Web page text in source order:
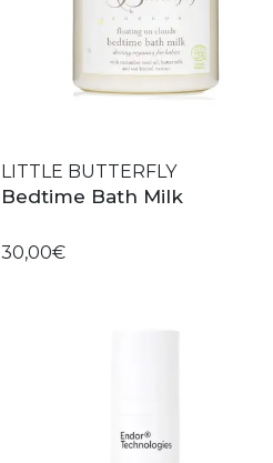
LITTLE BUTTERFLY
Bedtime Bath Milk
30,00€